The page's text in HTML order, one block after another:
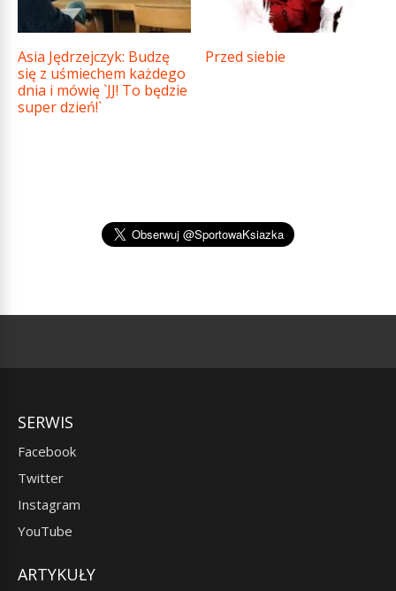
Asia Jędrzejczyk: Budzę
się z uśmiechem każdego
dnia i mówię `JJ! To będzie
super dzień!`
Przed siebie
SERWIS
Facebook
Twitter
Instagram
YouTube
ARTYKUŁY